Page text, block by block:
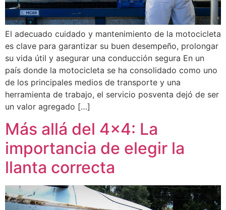
El adecuado cuidado y mantenimiento de la motocicleta
es clave para garantizar su buen desempeño, prolongar
su vida útil y asegurar una conducción segura En un
país donde la motocicleta se ha consolidado como uno
de los principales medios de transporte y una
herramienta de trabajo, el servicio posventa dejó de ser
un valor agregado […]
Más allá del 4×4: La
importancia de elegir la
llanta correcta